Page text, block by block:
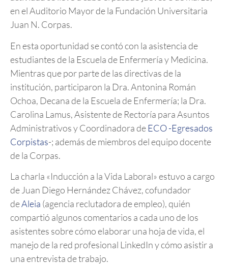
en el Auditorio Mayor de la Fundación Universitaria
Juan N. Corpas.
En esta oportunidad se contó con la asistencia de
estudiantes de la Escuela de Enfermería y Medicina.
Mientras que por parte de las directivas de la
institución, participaron la Dra. Antonina Román
Ochoa, Decana de la Escuela de Enfermería; la Dra.
Carolina Lamus, Asistente de Rectoría para Asuntos
Administrativos y Coordinadora deECO -Egresados
Corpistas-; además de miembros del equipo docente
de la Corpas.
La charla «Inducción a la Vida Laboral» estuvo a cargo
de Juan Diego Hernández Chávez, cofundador
deAleia (agencia reclutadora de empleo), quién
compartió algunos comentarios a cada uno de los
asistentes sobre cómo elaborar una hoja de vida, el
manejo de la red profesional LinkedIn y cómo asistir a
una entrevista de trabajo.